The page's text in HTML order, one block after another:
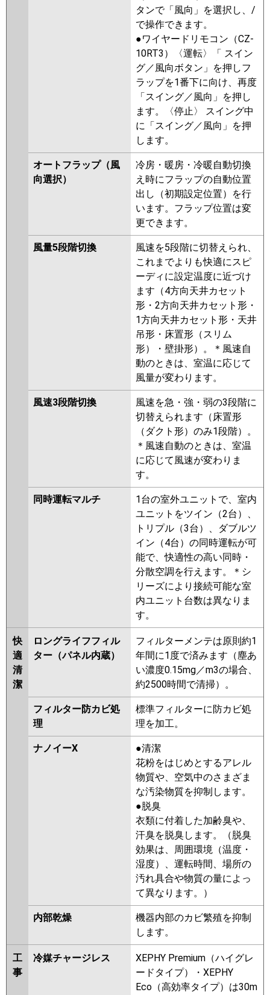
タンで「風向」を選択し、/
で操作できます。
●ワイヤードリモコン（CZ-
10RT3）〈運転〉「 スイン
グ／風向ボタン」を押しフ
ラップを1番下に向け、再度
「スイング／風向」を押し
ます。〈停止〉 スイング中
に「スイング／風向」を押
します。
オートフラップ（風
向選択）
冷房・暖房・冷暖自動切換
え時にフラップの自動位置
出し（初期設定位置）を行
います。フラップ位置は変
更できます。
風量5段階切換
風速を5段階に切替えられ、
これまでよりも快適にスピ
ーディに設定温度に近づけ
ます（4方向天井カセット
形・2方向天井カセット形・
1方向天井カセット形・天井
吊形・床置形（スリム
形）・壁掛形）。＊風速自
動のときは、室温に応じて
風量が変わります。
風速3段階切換
風速を急・強・弱の3段階に
切替えられます（床置形
（ダクト形）のみ1段階）。
＊風速自動のときは、室温
に応じて風速が変わりま
す。
同時運転マルチ
1台の室外ユニットで、室内
ユニットをツイン（2台）、
トリプル（3台）、ダブルツ
イン（4台）の同時運転が可
能で、快適性の高い同時・
分散空調を行えます。＊シ
リーズにより接続可能な室
内ユニット台数は異なりま
す。
快
適
清
潔
ロングライフフィル
ター（パネル内蔵）
フィルターメンテは原則約1
年間に1度で済みます（塵あ
い濃度0.15mg／m3の場合、
約2500時間で清掃）。
フィルター防カビ処
理
標準フィルターに防カビ処
理を加工。
ナノイーX
●清潔
花粉をはじめとするアレル
物質や、空気中のさまざま
な汚染物質を抑制します。
●脱臭
衣類に付着した加齢臭や、
汗臭を脱臭します。（脱臭
効果は、周囲環境（温度・
湿度）、運転時間、場所の
汚れ具合や物質の量によっ
て異なります。）
内部乾燥
機器内部のカビ繁殖を抑制
します。
工
事
冷媒チャージレス
XEPHY Premium（ハイグレ
ードタイプ）・XEPHY
Eco（高効率タイプ）は30m